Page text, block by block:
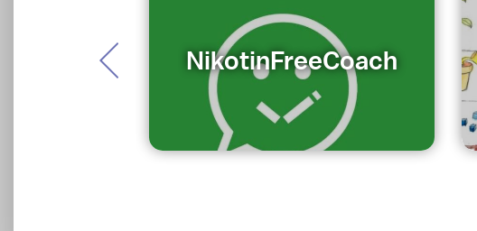
NikotinFreeCoach